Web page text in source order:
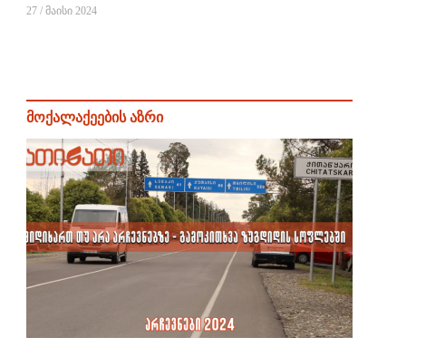
27 / მაისი 2024
მოქალაქეების აზრი